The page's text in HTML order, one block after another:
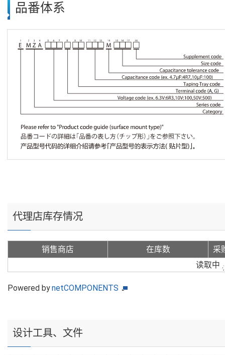
品番体系
代理店库存情况
销售商店 在库数
采
读取中
Powered bynetCOMPONENTS
设计工具、文件